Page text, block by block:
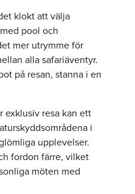
klokt att välja
pool och
mer utrymme för
alla safariäventyr.
på resan, stanna i en
resa kan ett
i
upplevelser.
fordon färre, vilket
möten med